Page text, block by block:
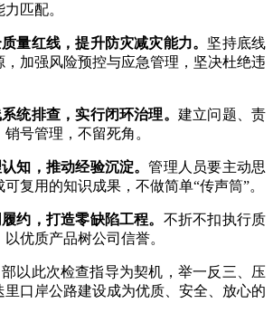
匹配。
量红线，提升防灾减灾能力。 坚持底线
加强风险预控与应急管理，坚决杜绝违
统排查，实行闭环治理。 建立问题、责
号管理，不留死角。
知，推动经验沉淀。管理人员要主动思
可复用的知识成果，不做简单“传声筒”。
约，打造零缺陷工程。 不折不扣执行质
优质产品树公司信誉。
以此次检查指导为契机，举一反三、压
里口岸公路建设成为优质、安全、放心的